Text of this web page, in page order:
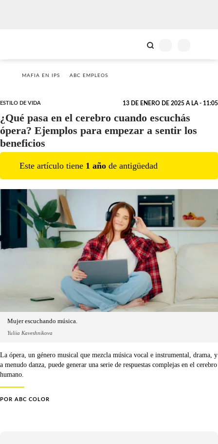
MAFIA EN IPS ABC EMPLEOS
ESTILO DE VIDA 13 DE ENERO DE 2025 A LA - 11:05
¿Qué pasa en el cerebro cuando escuchás
ópera? Ejemplos para empezar a sentir los
beneficios
Este artículo tiene 1 año de antigüedad
Mujer escuchando música.
Yuliia Kaveshnikova
La ópera, un género musical que mezcla música vocal e instrumental, drama, y
a menudo danza, puede generar una serie de respuestas complejas en el cerebro
humano.
POR ABC COLOR